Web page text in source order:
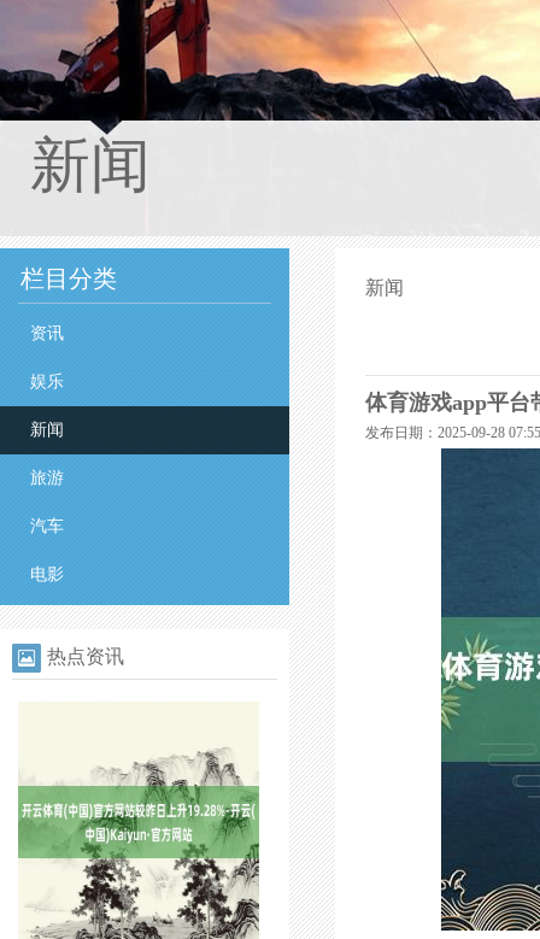
新闻
栏目分类
资讯
娱乐
新闻
旅游
汽车
电影
热点资讯
新闻
体育游戏app平台
发布日期：2025-09-28